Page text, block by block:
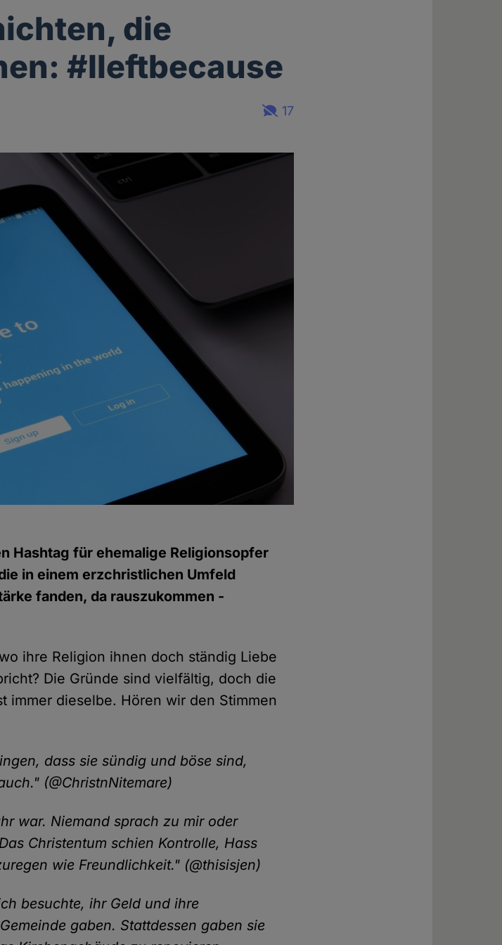
die
#Ileftbecause
17
Hashtag für ehemalige Religionsopfer
in einem erzchristlichen Umfeld
fanden, da rauszukommen -
ihre Religion ihnen doch ständig Liebe
Die Gründe sind vielfältig, doch die
immer dieselbe. Hören wir den Stimmen
dass sie sündig und böse sind,
(@ChristnNitemare)
war. Niemand sprach zu mir oder
Christentum schien Kontrolle, Hass
wie Freundlichkeit." (@thisisjen)
besuchte, ihr Geld und ihre
gaben. Stattdessen gaben sie